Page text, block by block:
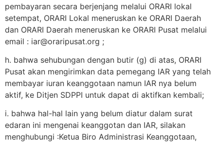
pembayaran secara berjenjang melalui ORARI lokal
setempat, ORARI Lokal meneruskan ke ORARI Daerah
dan ORARI Daerah meneruskan ke ORARI Pusat melalui
email : iar@oraripusat.org ;
h. bahwa sehubungan dengan butir (g) di atas, ORARI
Pusat akan mengirimkan data pemegang IAR yang telah
membayar iuran keanggotaan namun IAR nya belum
aktif, ke Ditjen SDPPI untuk dapat di aktifkan kembali;
i. bahwa hal-hal lain yang belum diatur dalam surat
edaran ini mengenai keanggotan dan IAR, silakan
menghubungi :Ketua Biro Administrasi Keanggotaan,